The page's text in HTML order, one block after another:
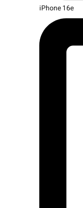
iPhone 16e